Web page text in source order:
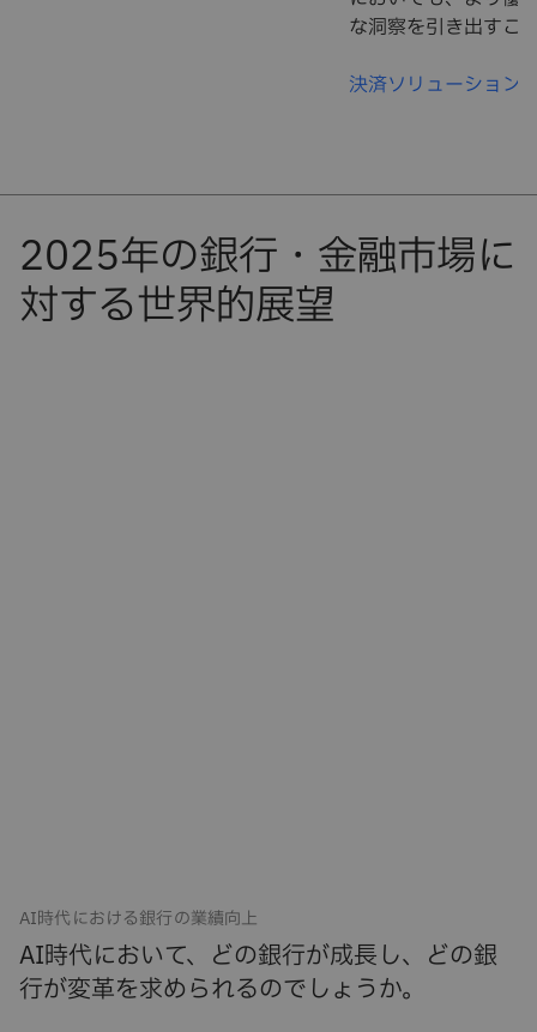
な洞察を引き出すこ
決済ソリューション
AI時代における銀行の業績向上
AI時代において、どの銀行が成長し、どの銀
行が変革を求められるのでしょうか。